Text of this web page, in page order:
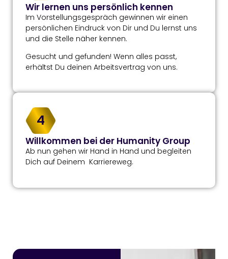
Wir lernen uns persönlich kennen
Im Vorstellungsgespräch gewinnen wir einen
persönlichen Eindruck von Dir und Du lernst uns
und die Stelle näher kennen.
Gesucht und gefunden! Wenn alles passt,
erhältst Du deinen Arbeitsvertrag von uns.
4
Willkommen bei der Humanity Group
Ab nun gehen wir Hand in Hand und begleiten
Dich auf Deinem Karriereweg.